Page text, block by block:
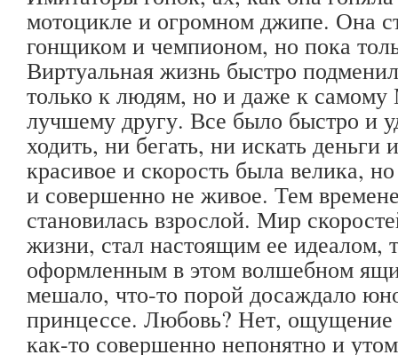
мотоцикле и огромном джипе. Она
гонщиком и чемпионом, но пока
Виртуальная жизнь быстро
только к людям, но и даже к
лучшему другу. Все было быстро и
ходить, ни бегать, ни искать
красивое и скорость была велика,
и совершенно не живое. Тем
становилась взрослой. Мир
жизни, стал настоящим ее идеалом,
оформленным в этом волшебном
мешало, что-то порой досаждало
принцессе. Любовь? Нет,
как-то совершенно непонятно и